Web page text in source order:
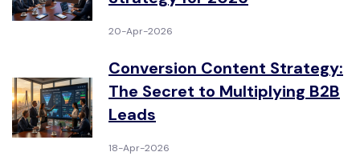
20-Apr-2026
Conversion Content Strategy:
The Secret to Multiplying B2B
Leads
18-Apr-2026